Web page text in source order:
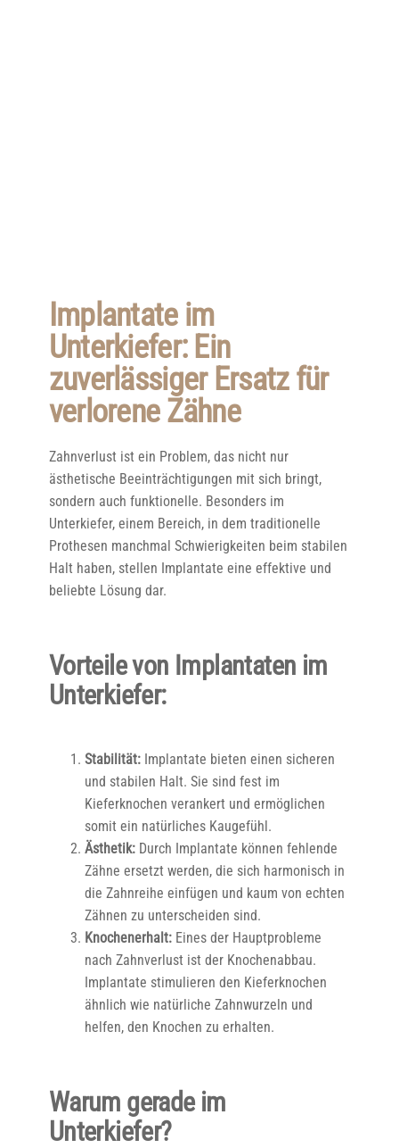
Implantate im
Unterkiefer: Ein
zuverlässiger Ersatz für
verlorene Zähne
Zahnverlust ist ein Problem, das nicht nur
ästhetische Beeinträchtigungen mit sich bringt,
sondern auch funktionelle. Besonders im
Unterkiefer, einem Bereich, in dem traditionelle
Prothesen manchmal Schwierigkeiten beim stabilen
Halt haben, stellen Implantate eine effektive und
beliebte Lösung dar.
Vorteile von Implantaten im
Unterkiefer:
Stabilität:Implantate bieten einen sicheren
und stabilen Halt. Sie sind fest im
Kieferknochen verankert und ermöglichen
somit ein natürliches Kaugefühl.
Ästhetik:Durch Implantate können fehlende
Zähne ersetzt werden, die sich harmonisch in
die Zahnreihe einfügen und kaum von echten
Zähnen zu unterscheiden sind.
Knochenerhalt:Eines der Hauptprobleme
nach Zahnverlust ist der Knochenabbau.
Implantate stimulieren den Kieferknochen
ähnlich wie natürliche Zahnwurzeln und
helfen, den Knochen zu erhalten.
Warum gerade im
Unterkiefer?